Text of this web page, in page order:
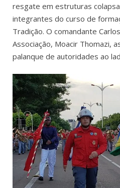
resgate em estruturas
integrantes do curso de
Tradição. O comandante
Associação, Moacir Thomazi,
palanque de autoridades ao